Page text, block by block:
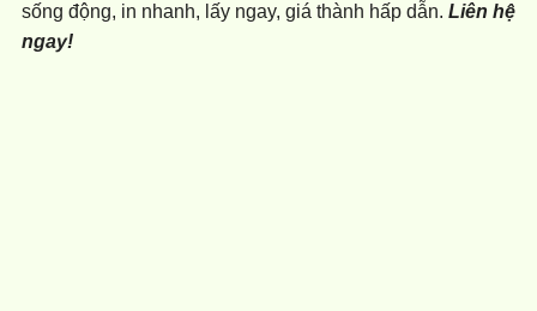
sống động, in nhanh, lấy ngay, giá thành hấp dẫn. Liên hệ
ngay!